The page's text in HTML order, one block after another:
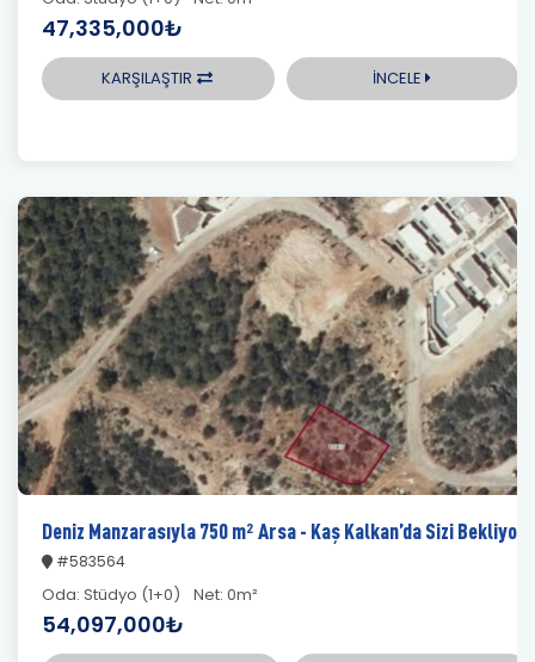
47,335,000₺
KARŞILAŞTIR İNCELE
Deniz Manzarasıyla 750 m² Arsa - Kaş Kalkan’da Sizi Bekliyor!
#583564
Oda: Stüdyo (1+0) Net: 0m²
54,097,000₺